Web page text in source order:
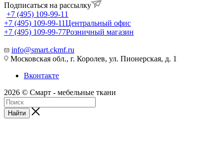
Подписаться на рассылку
+7 (495) 109-99-11
+7 (495) 109-99-11Центральный офис
+7 (495) 109-99-77Розничный магазин
info@smart.ckmf.ru
Московская обл., г. Королев, ул. Пионерская, д. 1
Вконтакте
2026 © Смарт - мебельные ткани
Найти